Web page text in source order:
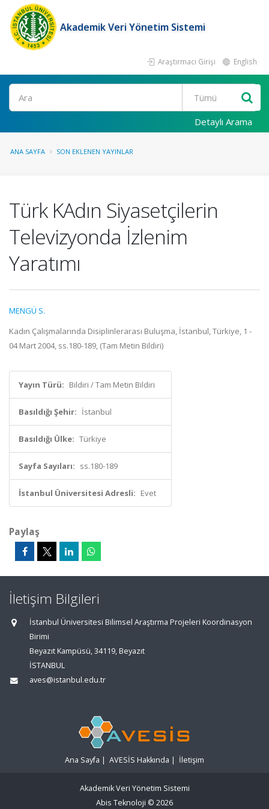
Akademik Veri Yönetim Sistemi
Araştırmacı Girişi English
Ara
Detaylı Arama
ANA SAYFA SON EKLENEN YAYINLAR
Türk KAdın Siyasetçilerin
Televizyonda İzlenim
Yaratımı
MENGÜ S.
Kadın Çalışmalarında Disiplinlerarası Buluşma, İstanbul, Türkiye, 1 -
04 Mart 2004, ss.180-189, (Tam Metin Bildiri)
Yayın Türü: Bildiri / Tam Metin Bildiri
Basıldığı Şehir: İstanbul
Basıldığı Ülke: Türkiye
Sayfa Sayıları: ss.180-189
İstanbul Üniversitesi Adresli: Evet
Paylaş
İletişim Bilgileri
İstanbul Üniversitesi Bilimsel Araştırma Projeleri Koordinasyon
Birimi
Beyazıt Kampüsü, 34119, Beyazıt
İSTANBUL
aves@istanbul.edu.tr
Ana Sayfa | AVESİS Hakkında | İletişim
Akademik Veri Yönetim Sistemi
Abis Teknoloji © 2026